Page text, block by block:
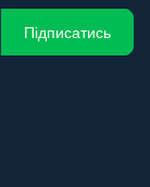
Підписатись